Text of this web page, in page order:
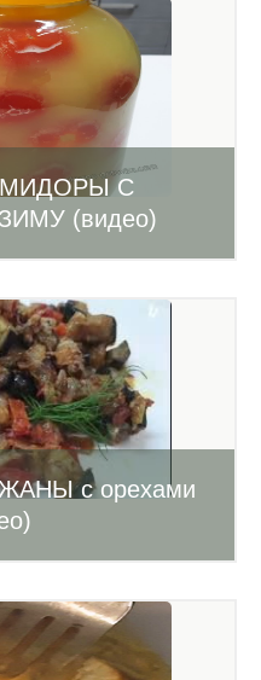
С
(видео)
с орехами